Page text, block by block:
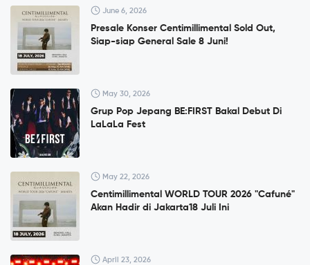
June 6, 2026
Presale Konser Centimillimental Sold Out,
Siap-siap General Sale 8 Juni!
May 30, 2026
Grup Pop Jepang BE:FIRST Bakal Debut Di
LaLaLa Fest
May 22, 2026
Centimillimental WORLD TOUR 2026 "Cafuné"
Akan Hadir di Jakarta18 Juli Ini
April 23, 2026